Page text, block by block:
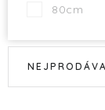
80cm